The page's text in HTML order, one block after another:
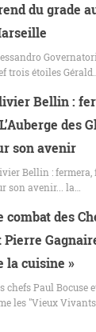
du grade
trois étoiles Gérald…
Bellin :
des
son avenir
Bellin : fermera,
son avenir... la…
combat des
Pierre
la cuisine »
chefs Paul Bocuse
les "Vieux Vivants